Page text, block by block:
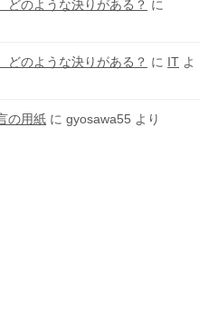
どのような決りがある？ に
どのような決りがある？ に IT よ
の用紙 に gyosawa55 より